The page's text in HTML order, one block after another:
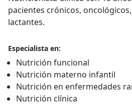
pacientes crónicos,
lactantes.
Especialista en:
Nutrición funcional
Nutrición materno infantil
Nutrición en enfermedades
Nutrición clínica